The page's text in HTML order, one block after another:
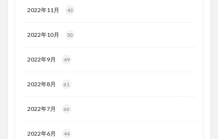
2022年11月 43
2022年10月 50
2022年9月 49
2022年8月 61
2022年7月 66
2022年6月 44